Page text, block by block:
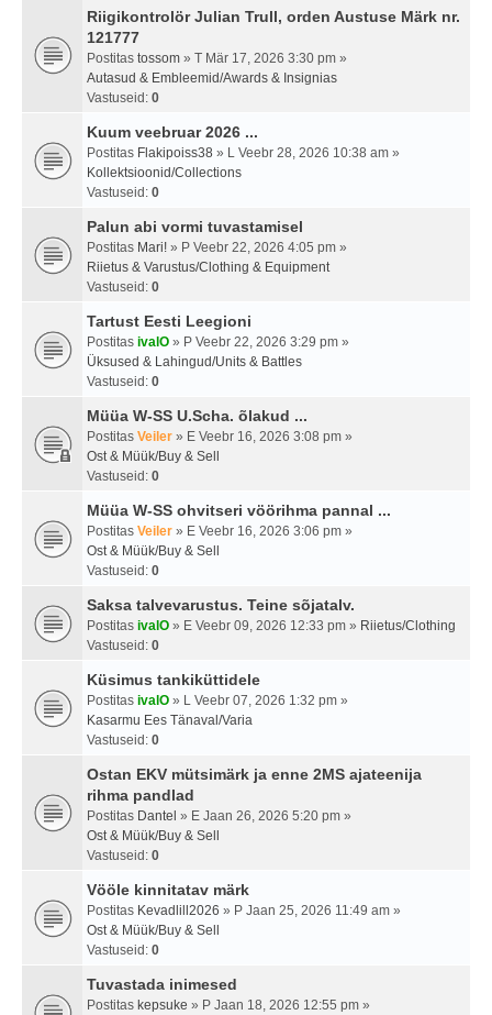
Riigikontrolör Julian Trull, orden Austuse Märk nr.
121777
Postitas tossom » T Mär 17, 2026 3:30 pm »
Autasud & Embleemid/Awards & Insignias
Vastuseid: 0
Kuum veebruar 2026 ...
Postitas Flakipoiss38 » L Veebr 28, 2026 10:38 am »
Kollektsioonid/Collections
Vastuseid: 0
Palun abi vormi tuvastamisel
Postitas Mari! » P Veebr 22, 2026 4:05 pm »
Riietus & Varustus/Clothing & Equipment
Vastuseid: 0
Tartust Eesti Leegioni
Postitas ivalO » P Veebr 22, 2026 3:29 pm »
Üksused & Lahingud/Units & Battles
Vastuseid: 0
Müüa W-SS U.Scha. õlakud ...
Postitas Veiler » E Veebr 16, 2026 3:08 pm »
Ost & Müük/Buy & Sell
Vastuseid: 0
Müüa W-SS ohvitseri vöörihma pannal ...
Postitas Veiler » E Veebr 16, 2026 3:06 pm »
Ost & Müük/Buy & Sell
Vastuseid: 0
Saksa talvevarustus. Teine sõjatalv.
Postitas ivalO » E Veebr 09, 2026 12:33 pm » Riietus/Clothing
Vastuseid: 0
Küsimus tankiküttidele
Postitas ivalO » L Veebr 07, 2026 1:32 pm »
Kasarmu Ees Tänaval/Varia
Vastuseid: 0
Ostan EKV mütsimärk ja enne 2MS ajateenija
rihma pandlad
Postitas Dantel » E Jaan 26, 2026 5:20 pm »
Ost & Müük/Buy & Sell
Vastuseid: 0
Vööle kinnitatav märk
Postitas Kevadlill2026 » P Jaan 25, 2026 11:49 am »
Ost & Müük/Buy & Sell
Vastuseid: 0
Tuvastada inimesed
Postitas kepsuke » P Jaan 18, 2026 12:55 pm »